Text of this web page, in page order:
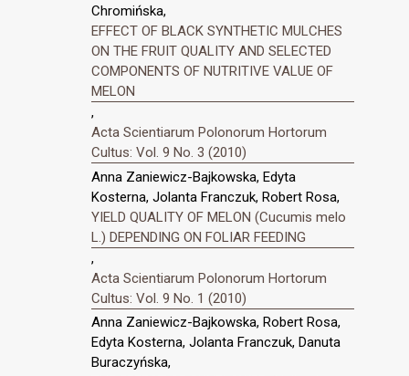
Chromińska,
EFFECT OF BLACK SYNTHETIC MULCHES
ON THE FRUIT QUALITY AND SELECTED
COMPONENTS OF NUTRITIVE VALUE OF
MELON
,
Acta Scientiarum Polonorum Hortorum
Cultus: Vol. 9 No. 3 (2010)
Anna Zaniewicz-Bajkowska, Edyta
Kosterna, Jolanta Franczuk, Robert Rosa,
YIELD QUALITY OF MELON (Cucumis melo
L.) DEPENDING ON FOLIAR FEEDING
,
Acta Scientiarum Polonorum Hortorum
Cultus: Vol. 9 No. 1 (2010)
Anna Zaniewicz-Bajkowska, Robert Rosa,
Edyta Kosterna, Jolanta Franczuk, Danuta
Buraczyńska,